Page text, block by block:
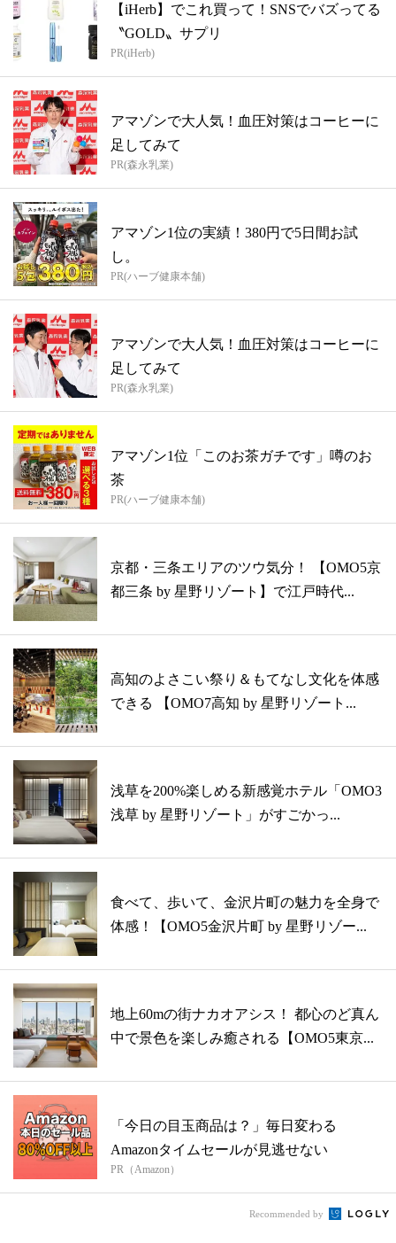
【iHerb】でこれ買って！SNSでバズってる
〝GOLD〟サプリ
PR(iHerb)
アマゾンで大人気！血圧対策はコーヒーに
足してみて
PR(森永乳業)
アマゾン1位の実績！380円で5日間お試
し。
PR(ハーブ健康本舗)
アマゾンで大人気！血圧対策はコーヒーに
足してみて
PR(森永乳業)
アマゾン1位「このお茶ガチです」噂のお
茶
PR(ハーブ健康本舗)
京都・三条エリアのツウ気分！ 【OMO5京
都三条 by 星野リゾート】で江戸時代...
高知のよさこい祭り＆もてなし文化を体感
できる 【OMO7高知 by 星野リゾート...
浅草を200%楽しめる新感覚ホテル「OMO3
浅草 by 星野リゾート」がすごかっ...
食べて、歩いて、金沢片町の魅力を全身で
体感！【OMO5金沢片町 by 星野リゾー...
地上60mの街ナカオアシス！ 都心のど真ん
中で景色を楽しみ癒される【OMO5東京...
「今日の目玉商品は？」毎日変わる
Amazonタイムセールが見逃せない
PR（Amazon）
Recommended by